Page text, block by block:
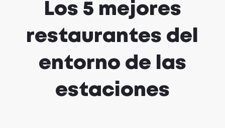
Los 5 mejores
restaurantes del
entorno de las
estaciones